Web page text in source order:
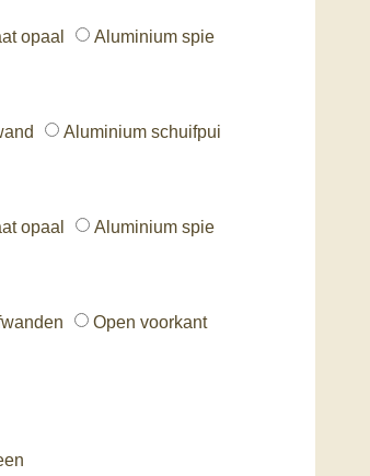
opaal
Aluminium spie
Aluminium schuifpui
opaal
Aluminium spie
Open voorkant